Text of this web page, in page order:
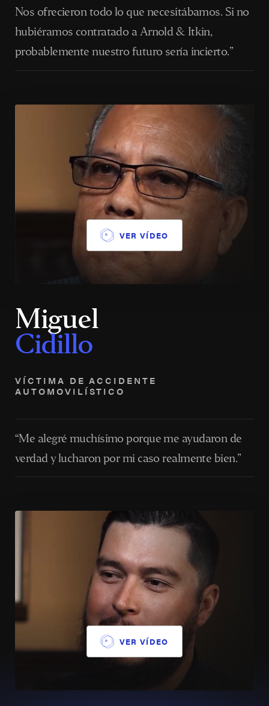
Nos ofrecieron todo lo que necesitábamos. Si no
hubiéramos contratado a Arnold & Itkin,
probablemente nuestro futuro sería incierto.”
VER VÍDEO
Miguel
Cidillo
VÍCTIMA DE ACCIDENTE
AUTOMOVILÍSTICO
“Me alegré muchísimo porque me ayudaron de
verdad y lucharon por mi caso realmente bien.”
VER VÍDEO